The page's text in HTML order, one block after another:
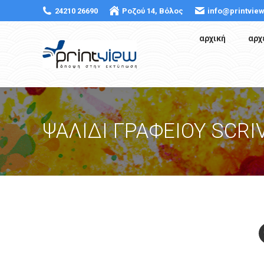
24210 26690 Ροζού 14, Βόλος
αρχική
ΨΑΛΙΔΙ ΓΡΑΦΕΙΟΥ